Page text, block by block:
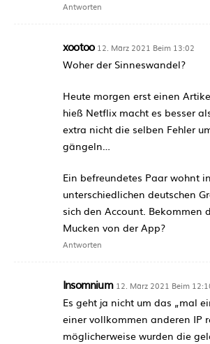
Antworten
xootoo 12. März 2021 Beim 13:02
Woher der Sinneswandel?
Heute morgen erst einen
hieß Netflix macht es besser
extra nicht die selben Fehler
gängeln…
Ein befreundetes Paar wohnt
unterschiedlichen deutschen
sich den Account. Bekommen
Mucken von der App?
Antworten
Insomnium 12. März 2021 Beim
Es geht ja nicht um das „mal
einer vollkommen anderen IP
möglicherweise wurden die